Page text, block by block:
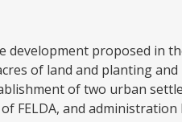
proposed in
of land and planting
of two urban
FELDA, and administration